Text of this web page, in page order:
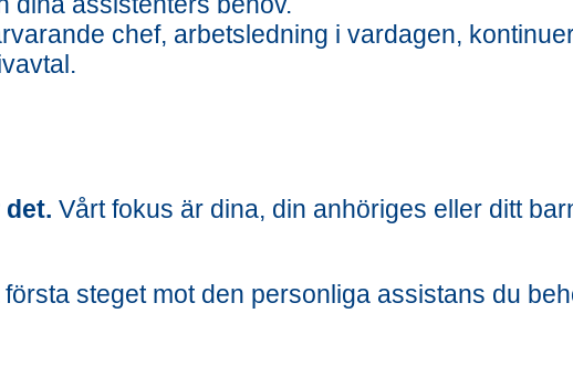
chef, arbetsledning i vardagen,
Vårt fokus är dina, din anhöriges eller ditt
steget mot den personliga assistans du